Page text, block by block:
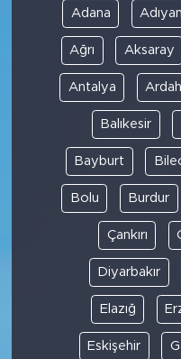
Adana
Ağrı Aksaray
Antalya
Balıkesir
Bayburt
Bolu Burdur
Çankırı
Diyarbakır
Elazığ
Eskişehir